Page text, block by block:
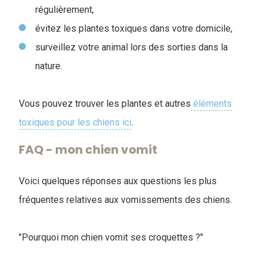
régulièrement,
évitez les plantes toxiques dans votre domicile,
surveillez votre animal lors des sorties dans la
nature.
Vous pouvez trouver les plantes et autres éléments
toxiques pour les chiens ici.
FAQ - mon chien vomit
Voici quelques réponses aux questions les plus
fréquentes relatives aux vomissements des chiens.
"Pourquoi mon chien vomit ses croquettes ?"